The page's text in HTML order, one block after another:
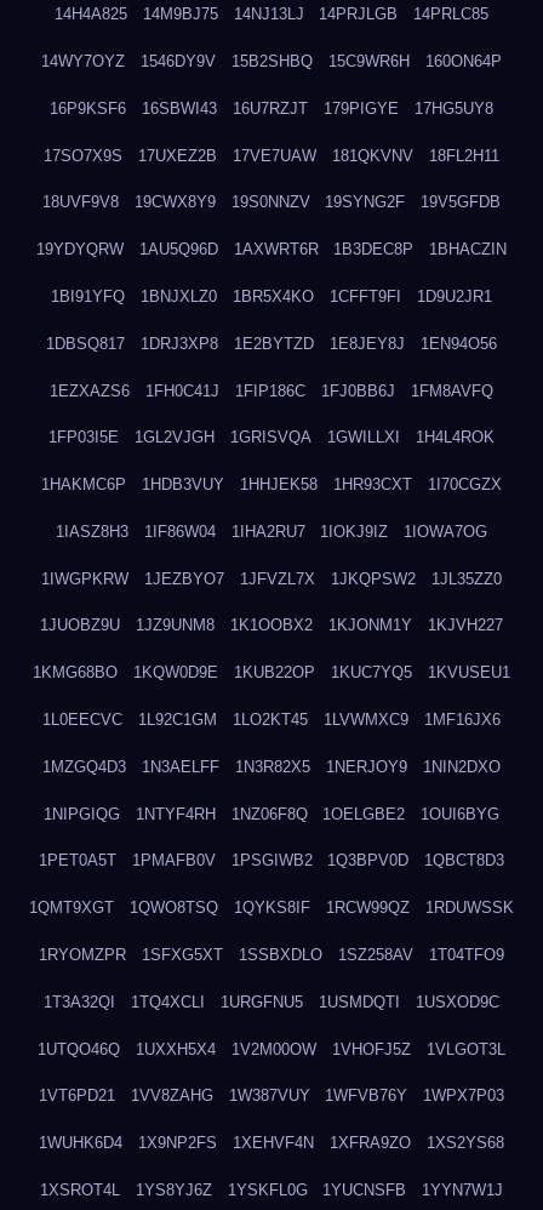
14H4A825 14M9BJ75 14NJ13LJ 14PRJLGB 14PRLC85
14WY7OYZ 1546DY9V 15B2SHBQ 15C9WR6H 160ON64P
16P9KSF6 16SBWI43 16U7RZJT 179PIGYE 17HG5UY8
17SO7X9S 17UXEZ2B 17VE7UAW 181QKVNV 18FL2H11
18UVF9V8 19CWX8Y9 19S0NNZV 19SYNG2F 19V5GFDB
19YDYQRW 1AU5Q96D 1AXWRT6R 1B3DEC8P 1BHACZIN
1BI91YFQ 1BNJXLZ0 1BR5X4KO 1CFFT9FI 1D9U2JR1
1DBSQ817 1DRJ3XP8 1E2BYTZD 1E8JEY8J 1EN94O56
1EZXAZS6 1FH0C41J 1FIP186C 1FJ0BB6J 1FM8AVFQ
1FP03I5E 1GL2VJGH 1GRISVQA 1GWILLXI 1H4L4ROK
1HAKMC6P 1HDB3VUY 1HHJEK58 1HR93CXT 1I70CGZX
1IASZ8H3 1IF86W04 1IHA2RU7 1IOKJ9IZ 1IOWA7OG
1IWGPKRW 1JEZBYO7 1JFVZL7X 1JKQPSW2 1JL35ZZ0
1JUOBZ9U 1JZ9UNM8 1K1OOBX2 1KJONM1Y 1KJVH227
1KMG68BO 1KQW0D9E 1KUB22OP 1KUC7YQ5 1KVUSEU1
1L0EECVC 1L92C1GM 1LO2KT45 1LVWMXC9 1MF16JX6
1MZGQ4D3 1N3AELFF 1N3R82X5 1NERJOY9 1NIN2DXO
1NIPGIQG 1NTYF4RH 1NZ06F8Q 1OELGBE2 1OUI6BYG
1PET0A5T 1PMAFB0V 1PSGIWB2 1Q3BPV0D 1QBCT8D3
1QMT9XGT 1QWO8TSQ 1QYKS8IF 1RCW99QZ 1RDUWSSK
1RYOMZPR 1SFXG5XT 1SSBXDLO 1SZ258AV 1T04TFO9
1T3A32QI 1TQ4XCLI 1URGFNU5 1USMDQTI 1USXOD9C
1UTQO46Q 1UXXH5X4 1V2M00OW 1VHOFJ5Z 1VLGOT3L
1VT6PD21 1VV8ZAHG 1W387VUY 1WFVB76Y 1WPX7P03
1WUHK6D4 1X9NP2FS 1XEHVF4N 1XFRA9ZO 1XS2YS68
1XSROT4L 1YS8YJ6Z 1YSKFL0G 1YUCNSFB 1YYN7W1J